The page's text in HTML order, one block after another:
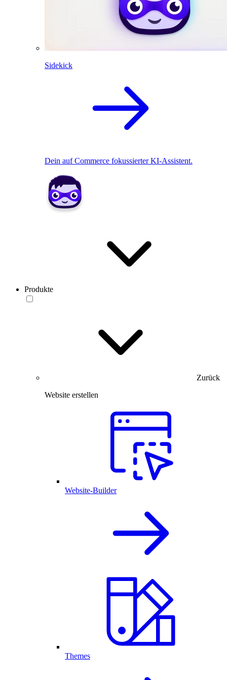
Sidekick
Dein auf Commerce fokussierter KI-Assistent.
Produkte
Zurück
Website erstellen
Website-Builder
Themes